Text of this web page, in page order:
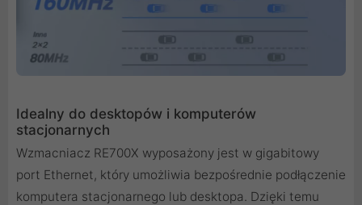
Idealny do desktopów i komputerów
stacjonarnych
Wzmacniacz RE700X wyposażony jest w gigabitowy
port Ethernet, który umożliwia bezpośrednie podłączenie
komputera stacjonarnego lub desktopa. Dzięki temu